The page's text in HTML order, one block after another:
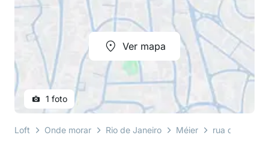
Ver mapa
1 foto
Loft Onde morar Rio de Janeiro Méier rua dias da